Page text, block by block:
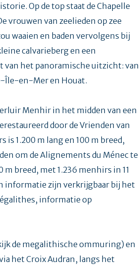
Op de top staat de Chapelle
vrouwen van zeelieden op zee
waaien en baden vervolgens bij
calvarieberg en een
van het panoramische uitzicht: van
Île-en-Mer en Houat.
Menhir in het midden van een
door de Vrienden van
1.200 m lang en 100 m breed,
om de Alignements du Ménec te
m breed, met 1.236 menhirs in 11
informatie zijn verkrijgbaar bij het
informatie op
de megalithische ommuring) en
het Croix Audran, langs het